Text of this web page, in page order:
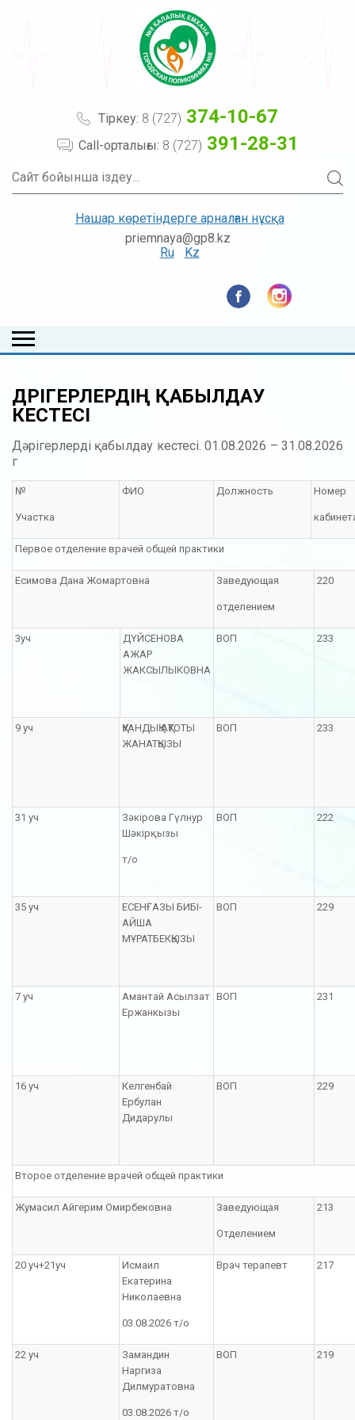
Тіркеу: 8 (727) 374-10-67
Call-орталығы: 8 (727) 391-28-31
Нашар көретіндерге арналған нұсқа
priemnaya@gp8.kz
Ru
Kz
ДӘРІГЕРЛЕРДІҢ ҚАБЫЛДАУ
КЕСТЕСІ
Дәрігерлерді қабылдау кестесі. 01.08.2026 – 31.08.2026
г
№
Участка
ФИО Должность Номер
Первое отделение врачей общей практики
Есимова Дана Жомартовна Заведующая
отделением
220
3уч
ДҮЙСЕНОВА
АЖАР
ЖАКСЫЛЫКОВНА
ВОП 233
9 уч
ҚУАНДЫҚ АҚТОТЫ
ЖАНАТҚЫЗЫ
ВОП 233
31 уч
Зәкірова Гүлнур
Шәкірқызы
т/о
ВОП 222
35 уч
ЕСЕНҒАЗЫ БИБІ-
АЙША
МҰРАТБЕКҚЫЗЫ
ВОП 229
7 уч
Амантай Асылзат
Ержанкызы
ВОП 231
16 уч
Келгенбай
Ербулан
Дидарулы
ВОП 229
Второе отделение врачей общей практики
Жумасил Айгерим Омирбековна Заведующая
Отделением
213
20 уч+21уч
Исмаил
Екатерина
Николаевна
03.08.2026 т/о
Врач терапевт 217
22 уч
Замандин
Наргиза
Дилмуратовна
03.08.2026 т/о
ВОП 219